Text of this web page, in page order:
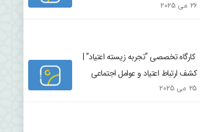
26 می 2025
کارگاه تخصصی “تجربه زیسته اعتیاد” |
کشف ارتباط اعتیاد و عوامل اجتماعی
25 می 2025